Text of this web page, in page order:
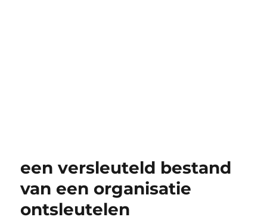
een versleuteld bestand
van een organisatie
ontsleutelen